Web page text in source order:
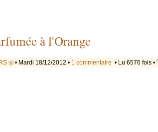
à l'Orange
◎ • Mardi 18/12/2012 • 1 commentaire • Lu 6576 fois •